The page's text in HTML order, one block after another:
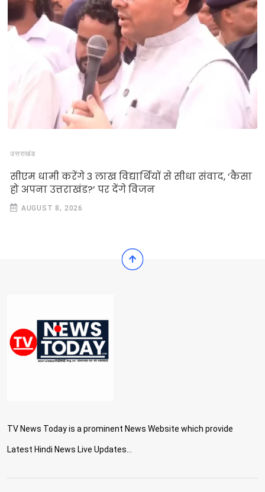
उत्तराखंड
सीएम धामी करेंगे 3 लाख विद्यार्थियों से सीधा संवाद, ‘कैसा
हो अपना उत्तराखंड?’ पर देंगे विजन
AUGUST 8, 2026
TV News Today is a prominent News Website which provide
Latest Hindi News Live Updates...